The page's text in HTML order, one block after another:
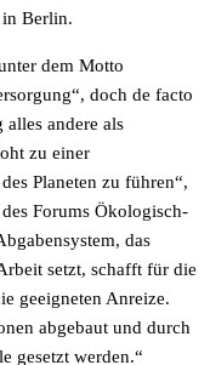
in Berlin.
dem Motto
doch de facto
andere als
zu einer
Planeten zu führen“,
Forums Ökologisch-
das
setzt, schafft für die
geeigneten Anreize.
abgebaut und durch
gesetzt werden.“